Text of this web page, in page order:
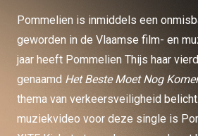
Pommelien is inmiddels een
geworden in de Vlaamse film- en
jaar heeft Pommelien Thijs haar
genaamd Het Beste Moet Nog
thema van verkeersveiligheid
muziekvideo voor deze single is